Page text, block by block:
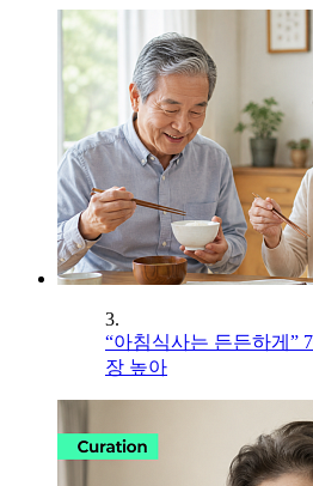
3.
“아침식사는 든든하게”
장 높아